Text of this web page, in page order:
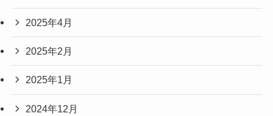
2025年4月
2025年2月
2025年1月
2024年12月